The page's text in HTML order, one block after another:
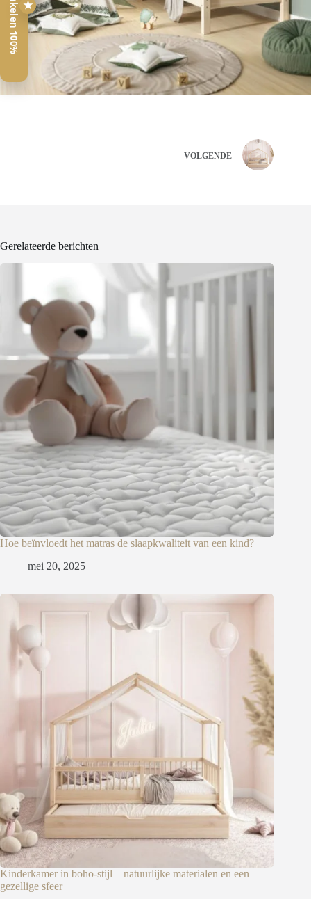
VOLGENDE
Gerelateerde berichten
Hoe beïnvloedt het matras de slaapkwaliteit van een kind?
mei 20, 2025
Kinderkamer in boho-stijl – natuurlijke materialen en een
gezellige sfeer
★